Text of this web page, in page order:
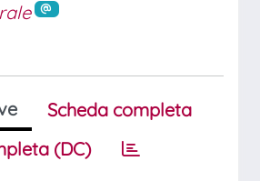
Scheda completa
(DC)